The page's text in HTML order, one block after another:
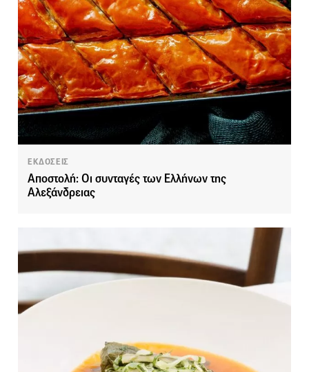
ΕΚΔΟΣΕΙΣ
Αποστολή: Οι συνταγές των Ελλήνων της
Αλεξάνδρειας